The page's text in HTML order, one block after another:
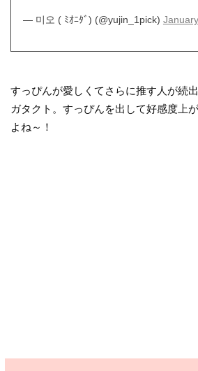
— 미오 ( ﾐｵﾆﾀﾞ) (@yujin_1pick)
すっぴんが愛しくてさらに推す人が続
ガタクト。すっぴんを出して好感度上
よね～！